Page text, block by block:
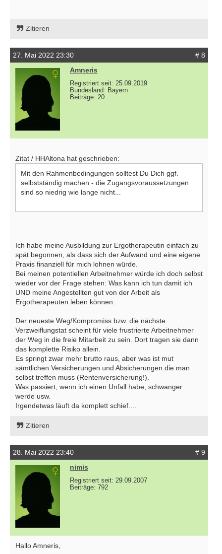
Zitieren
27. Mai 2022 23:30
# 8
Amneris
Registriert seit: 25.09.2019
Bundesland: Bayern
Beiträge: 20
Zitat / HHAltona hat geschrieben:
Mit den Rahmenbedingungen solltest Du Dich ggf.
selbstständig machen - die Zugangsvoraussetzungen
sind so niedrig wie lange nicht...
Ich habe meine Ausbildung zur Ergotherapeutin einfach zu
spät begonnen, als dass sich der Aufwand und eine eigene
Praxis finanziell für mich lohnen würde.
Bei meinen potentiellen Arbeitnehmer würde ich doch selbst
wieder vor der Frage stehen: Was kann ich tun damit ich
UND meine Angestellten gut von der Arbeit als
Ergotherapeuten leben können.
Der neueste Weg/Kompromiss bzw. die nächste
Verzweiflungstat scheint für viele frustrierte Arbeitnehmer
der Weg in die freie Mitarbeit zu sein. Dort tragen sie dann
das komplette Risiko allein.
Es springt zwar mehr brutto raus, aber was ist mut
sämtlichen Versicherungen und Absicherungen die man
selbst treffen muss (Rentenversicherung!).
Was passiert, wenn ich einen Unfall habe, schwanger
werde usw.
Irgendetwas läuft da komplett schief....
Zitieren
28. Mai 2022 23:40
# 9
nimis
Registriert seit: 29.09.2007
Beiträge: 792
Hallo Amneris,